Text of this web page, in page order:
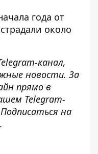
года от
около
канал,
новости. За
прямо в
Telegram-
на
.